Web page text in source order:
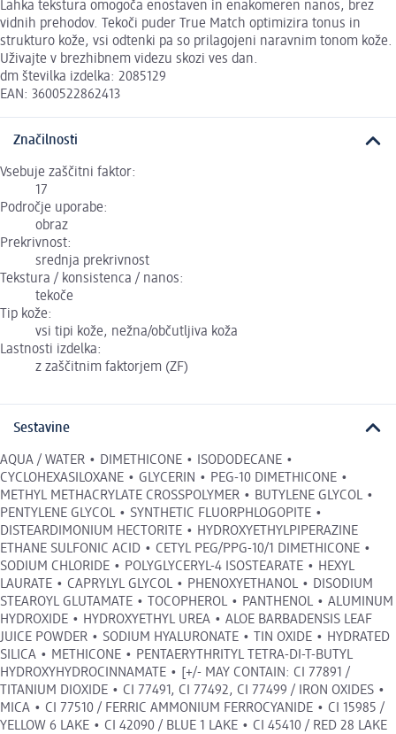
Lahka tekstura omogoča enostaven in enakomeren nanos, brez
vidnih prehodov. Tekoči puder True Match optimizira tonus in
strukturo kože, vsi odtenki pa so prilagojeni naravnim tonom kože.
Uživajte v brezhibnem videzu skozi ves dan.
dm številka izdelka: 2085129
EAN: 3600522862413
Značilnosti
Vsebuje zaščitni faktor:
17
Področje uporabe:
obraz
Prekrivnost:
srednja prekrivnost
Tekstura / konsistenca / nanos:
tekoče
Tip kože:
vsi tipi kože, nežna/občutljiva koža
Lastnosti izdelka:
z zaščitnim faktorjem (ZF)
Sestavine
AQUA / WATER • DIMETHICONE • ISODODECANE •
CYCLOHEXASILOXANE • GLYCERIN • PEG-10 DIMETHICONE •
METHYL METHACRYLATE CROSSPOLYMER • BUTYLENE GLYCOL •
PENTYLENE GLYCOL • SYNTHETIC FLUORPHLOGOPITE •
DISTEARDIMONIUM HECTORITE • HYDROXYETHYLPIPERAZINE
ETHANE SULFONIC ACID • CETYL PEG/PPG-10/1 DIMETHICONE •
SODIUM CHLORIDE • POLYGLYCERYL-4 ISOSTEARATE • HEXYL
LAURATE • CAPRYLYL GLYCOL • PHENOXYETHANOL • DISODIUM
STEAROYL GLUTAMATE • TOCOPHEROL • PANTHENOL • ALUMINUM
HYDROXIDE • HYDROXYETHYL UREA • ALOE BARBADENSIS LEAF
JUICE POWDER • SODIUM HYALURONATE • TIN OXIDE • HYDRATED
SILICA • METHICONE • PENTAERYTHRITYL TETRA-DI-T-BUTYL
HYDROXYHYDROCINNAMATE • [+/- MAY CONTAIN: CI 77891 /
TITANIUM DIOXIDE • CI 77491, CI 77492, CI 77499 / IRON OXIDES •
MICA • CI 77510 / FERRIC AMMONIUM FERROCYANIDE • CI 15985 /
YELLOW 6 LAKE • CI 42090 / BLUE 1 LAKE • CI 45410 / RED 28 LAKE